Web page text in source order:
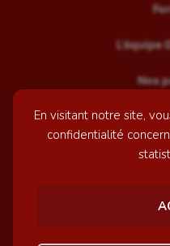
En visitant notre site,
confidentialité
L’équipe
Nos